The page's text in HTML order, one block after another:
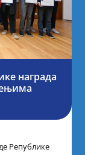
награда
Републике